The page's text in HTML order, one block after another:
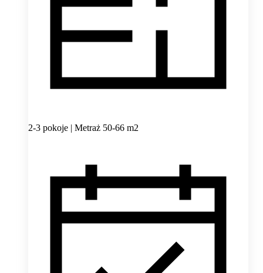
2-3 pokoje | Metraż 50-66 m2